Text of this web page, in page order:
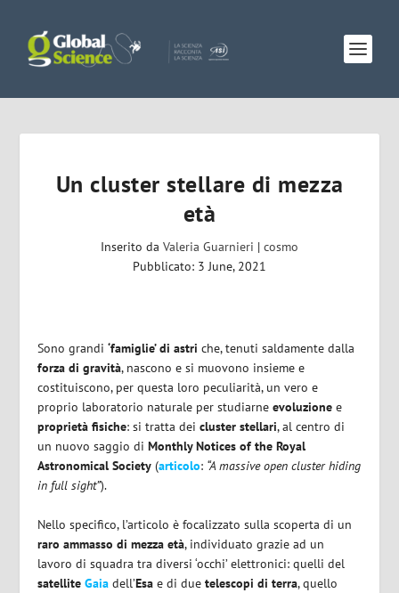
Un cluster stellare di mezza
età
Inserito da Valeria Guarnieri | cosmo
Pubblicato: 3 June, 2021
Sono grandi‘famiglie’ di astri che, tenuti saldamente dalla
forza di gravità, nascono e si muovono insieme e
costituiscono, per questa loro peculiarità, un vero e
proprio laboratorio naturale per studiarneevoluzione e
proprietà fisiche: si tratta deicluster stellari, al centro di
un nuovo saggio diMonthly Notices of the Royal
Astronomical Society (articolo: “A massive open cluster hiding
in full sight”).
Nello specifico, l’articolo è focalizzato sulla scoperta di un
raro ammasso di mezza età, individuato grazie ad un
lavoro di squadra tra diversi ‘occhi’ elettronici: quelli del
satelliteGaia dell’Esa e di duetelescopi di terra, quello